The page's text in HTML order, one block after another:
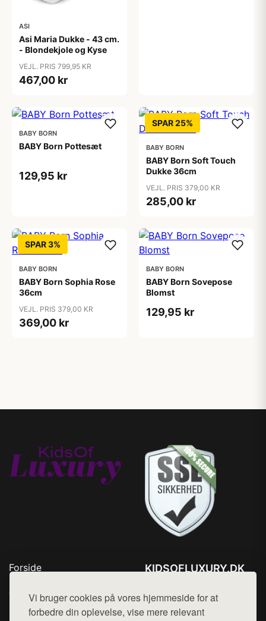
Vi bruger cookies på vores hjemmeside for at
forbedre din oplevelse, vise mere relevant
ASI
Asi Maria Dukke - 43 cm.
- Blondekjole og Kyse
VEJL. PRIS 799,95 KR
467,00 kr
BABY BORN
BABY Born Pottesæt
129,95 kr
SPAR 25%
BABY BORN
BABY Born Soft Touch
Dukke 36cm
VEJL. PRIS 379,00 KR
285,00 kr
SPAR 3%
BABY BORN
BABY Born Sophia Rose
36cm
VEJL. PRIS 379,00 KR
369,00 kr
BABY BORN
BABY Born Sovepose
Blomst
129,95 kr
Forside
Top Rabatter
Kontakt
KIDSOFLUXURY.DK
Mail: hej@want.dk